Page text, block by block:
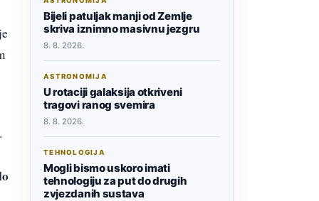
Bijeli patuljak manji od Zemlje
skriva iznimno masivnu jezgru
8. 8. 2026.
ASTRONOMIJA
U rotaciji galaksija otkriveni
tragovi ranog svemira
8. 8. 2026.
TEHNOLOGIJA
Mogli bismo uskoro imati
tehnologiju za put do drugih
zvjezdanih sustava